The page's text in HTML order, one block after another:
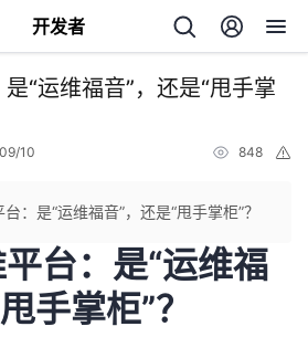
开发者
“运维福音”，还是“甩手掌
10 848
：是“运维福音”，还是“甩手掌柜”？
台：是“运维福
手掌柜”？